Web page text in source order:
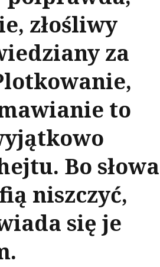
złośliwy
za
to
Bo słowa
niszczyć,
się je